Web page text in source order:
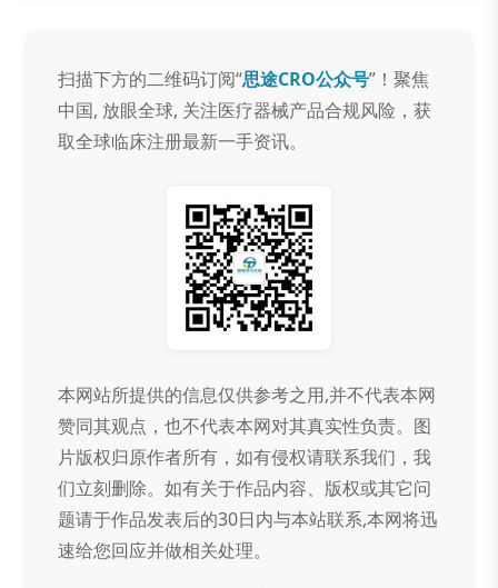
扫描下方的二维码订阅“思途CRO公众号”！聚焦
中国, 放眼全球, 关注医疗器械产品合规风险，获
取全球临床注册最新一手资讯。
本网站所提供的信息仅供参考之用,并不代表本网
赞同其观点，也不代表本网对其真实性负责。图
片版权归原作者所有，如有侵权请联系我们，我
们立刻删除。如有关于作品内容、版权或其它问
题请于作品发表后的30日内与本站联系,本网将迅
速给您回应并做相关处理。